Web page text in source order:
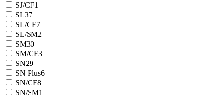
SJ/CF1
SL37
SL/CF7
SL/SM2
SM30
SM/CF3
SN29
SN Plus6
SN/CF8
SN/SM1